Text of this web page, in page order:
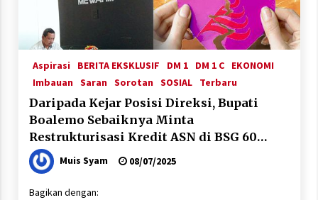
Aspirasi BERITA EKSKLUSIF DM 1 DM 1 C
EKONOMI
Imbauan Saran Sorotan SOSIAL Terbaru
Daripada Kejar Posisi Direksi, Bupati
Boalemo Sebaiknya Minta
Restrukturisasi Kredit ASN di BSG 60
PersenMuis Syam 08/07/2025
Bagikan dengan: